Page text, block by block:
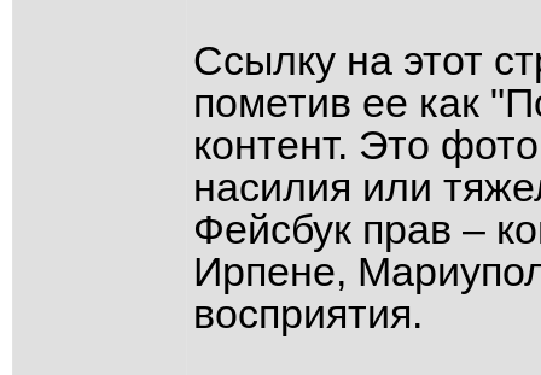
Ссылку на этот
пометив ее как
контент. Это
насилия или
Фейсбук прав –
Ирпене,
восприятия.